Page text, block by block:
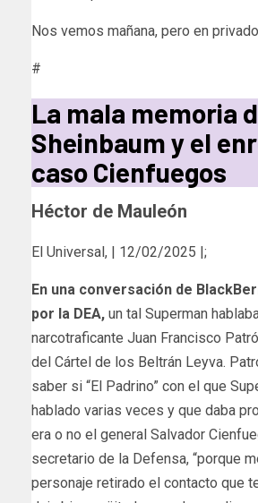
Nos vemos mañana, pero en privado
#
La mala memoria
Sheinbaum y el
caso Cienfuegos
Héctor de Mauleón
El Universal, | 12/02/2025 |;
En una conversación de
por la DEA, un tal Superman
narcotraficante Juan Francisco
del Cártel de los Beltrán Leyva.
saber si “El Padrino” con el que
hablado varias veces y que daba
era o no el general Salvador
secretario de la Defensa, “porque
personaje retirado el contacto que